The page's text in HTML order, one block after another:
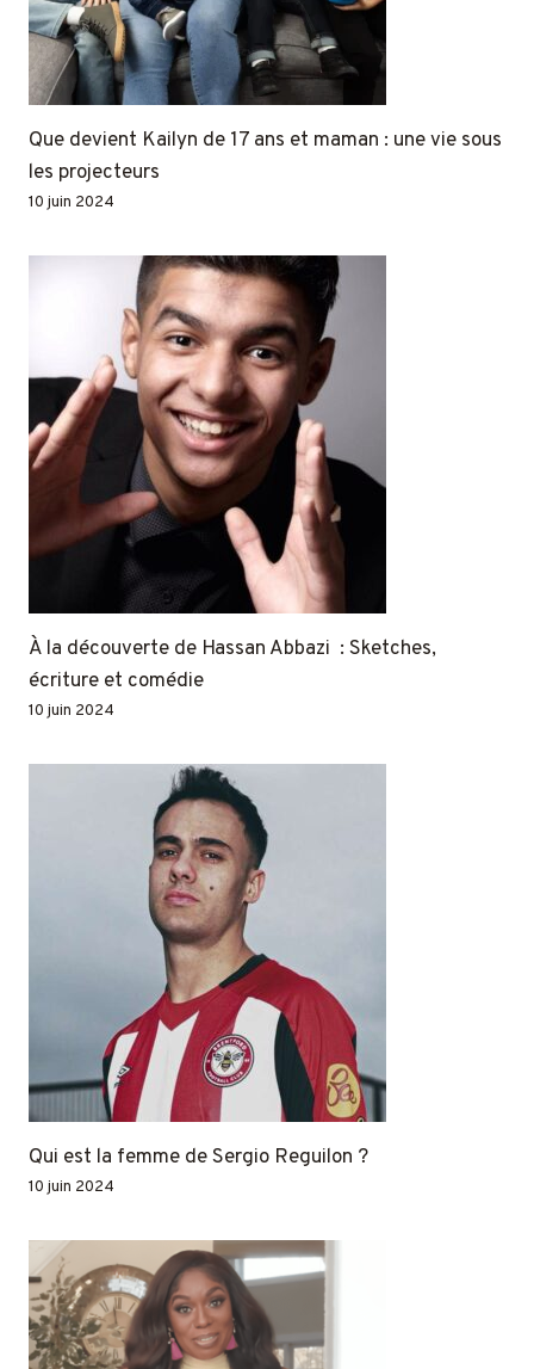
Que devient Kailyn de 17 ans et maman : une vie sous
les projecteurs
10 juin 2024
À la découverte de Hassan Abbazi : Sketches,
écriture et comédie
10 juin 2024
Qui est la femme de Sergio Reguilon ?
10 juin 2024